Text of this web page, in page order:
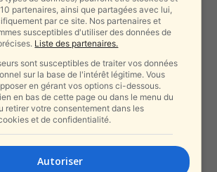
jours.
partenaires, ainsi que partagées avec lui,
par ce site. Nos partenaires et
susceptibles d'utiliser des données de
Liste des partenaires.
sont susceptibles de traiter vos données
sur la base de l'intérêt légitime. Vous
en gérant vos options ci-dessous.
en bas de cette page ou dans le menu du
retirer votre consentement dans les
et de confidentialité.
Autoriser